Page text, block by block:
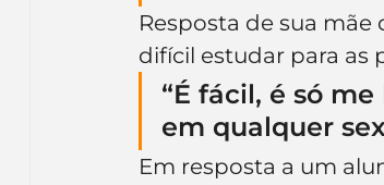
Resposta de sua
difícil estudar para as
“É fácil, é só
em qualquer
Em resposta a um